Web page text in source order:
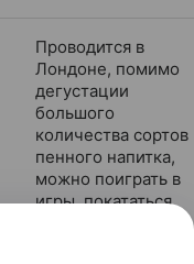
Проводится в
Лондоне, помимо
дегустации
большого
количества сортов
пенного напитка,
можно поиграть в
игры, покататься